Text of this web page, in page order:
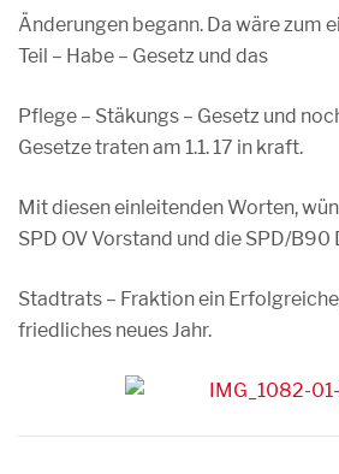
Änderungen begann. Da wäre zum
Teil – Habe – Gesetz und das
Pflege – Stäkungs – Gesetz und
Gesetze traten am 1.1. 17 in kraft.
Mit diesen einleitenden Worten,
SPD OV Vorstand und die SPD/B90
Stadtrats – Fraktion ein
friedliches neues Jahr.